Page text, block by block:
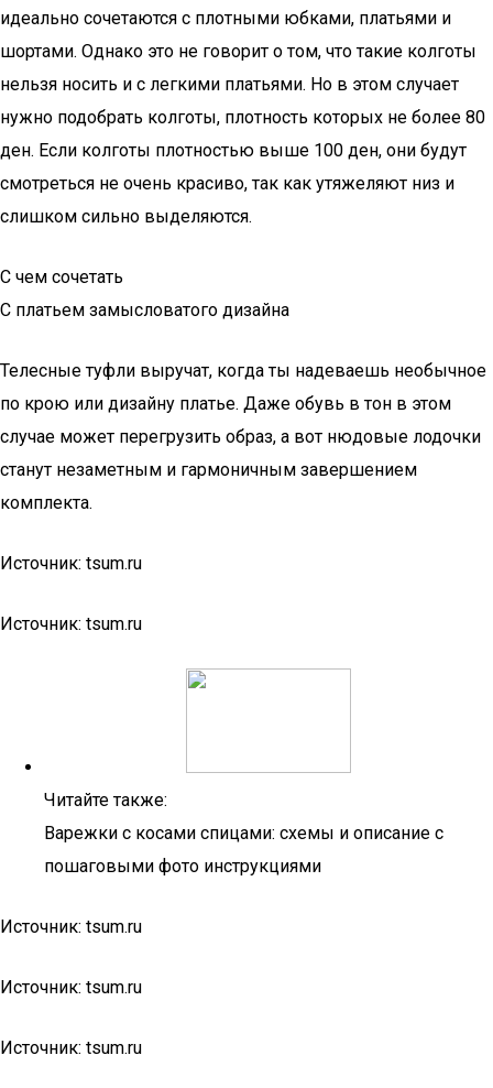
идеально сочетаются с плотными юбками, платьями и
шортами. Однако это не говорит о том, что такие колготы
нельзя носить и с легкими платьями. Но в этом случает
нужно подобрать колготы, плотность которых не более 80
ден. Если колготы плотностью выше 100 ден, они будут
смотреться не очень красиво, так как утяжеляют низ и
слишком сильно выделяются.
С чем сочетать
С платьем замысловатого дизайна
Телесные туфли выручат, когда ты надеваешь необычное
по крою или дизайну платье. Даже обувь в тон в этом
случае может перегрузить образ, а вот нюдовые лодочки
станут незаметным и гармоничным завершением
комплекта.
Источник: tsum.ru
Источник: tsum.ru
Читайте также:
Варежки с косами спицами: схемы и описание с
пошаговыми фото инструкциями
Источник: tsum.ru
Источник: tsum.ru
Источник: tsum.ru